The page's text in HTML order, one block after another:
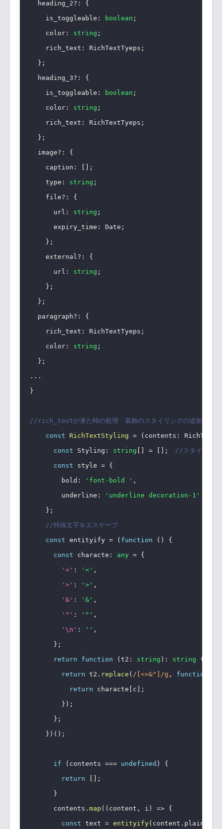
  heading_2
? :
{
    is_toggleable
: boolean ;
    color
: string ;
    rich_text
: RichTextTyeps ;
} ;
  heading_3
? :
{
    is_toggleable
: boolean ;
    color
: string ;
    rich_text
: RichTextTyeps ;
} ;
  image
? :
{
    caption
:
;
    type
: string ;
    file
? :
{
      url
: string ;
      expiry_time
: Date ;
} ;
    external
? :
{
      url
: string ;
} ;
} ;
  paragraph
? :
{
    rich_text
: RichTextTyeps ;
    color
: string ;
} ;
...
}
//rich_textが来た時の処理　装飾のスタイリングの追加
const
RichTextStyling = ( contents :
const Styling : string = ;
//スタイリング
const style = {
        bold
: 'font-bold ' ,
        underline
:
'underline decoration-1'
} ;
//特殊文字をエスケープ
const entityify = ( function ( )
{
const characte : any = {
'<' : '<' ,
'>' : '>' ,
'&' : '&' ,
'"' : '"' ,
'\n' : '' ,
} ;
return
function ( t2 : string ) : string
{
return t2 . replace ( / [<>&"] /g , function
return characte c
;
} ) ;
} ;
} ) ( ) ;
if ( contents === undefined )
{
return
;
}
      contents
. map ( ( content , i ) => {
const text = entityify( content .